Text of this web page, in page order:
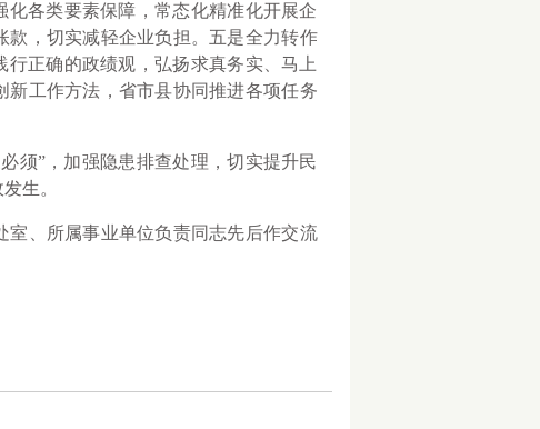
化各类要素保障，常态化精准化开展企
款，切实减轻企业负担。五是全力转作
行正确的政绩观，弘扬求真务实、马上
新工作方法，省市县协同推进各项任务
”，加强隐患排查处理，切实提升民
生。
、所属事业单位负责同志先后作交流